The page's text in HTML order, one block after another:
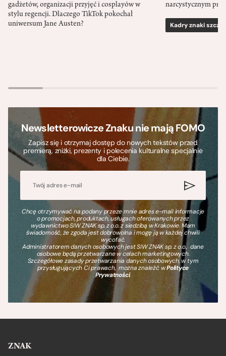
gadżetów, organizacji przyjęć i cosplayów w
stylu regencji. Dlaczego TikTok pokochał
uniwersum Jane Austen?
narcystycznym
Kadry znaki
Newsletterowicze Znaku nie mają FOMO
Zapisz się i otrzymaj dostęp do nowych tekstów przed
premierą, zniżki, prezenty i polecenia kulturalne specjalnie
dla Ciebie.
Chcę otrzymywać na podany przeze mnie adres e-mail informacje
o promocjach, produktach, usługach oferowanych przez
wydawnictwo SIW ZNAK sp. z o.o. z siedzibą w Krakowie. Mam
świadomość, że zgoda jest dobrowolna i mogę ją w każdej chwili
wycofać.
Administratorem danych osobowych jest SIW ZNAK sp. z o.o., dane
osobowe będą przetwarzane w celach marketingowych.
Szczegółowe zasady przetwarzania danych osobowych, w tym
przysługujących Ci prawach, można znaleźć wPolityce
Prywatności.
ZNAK